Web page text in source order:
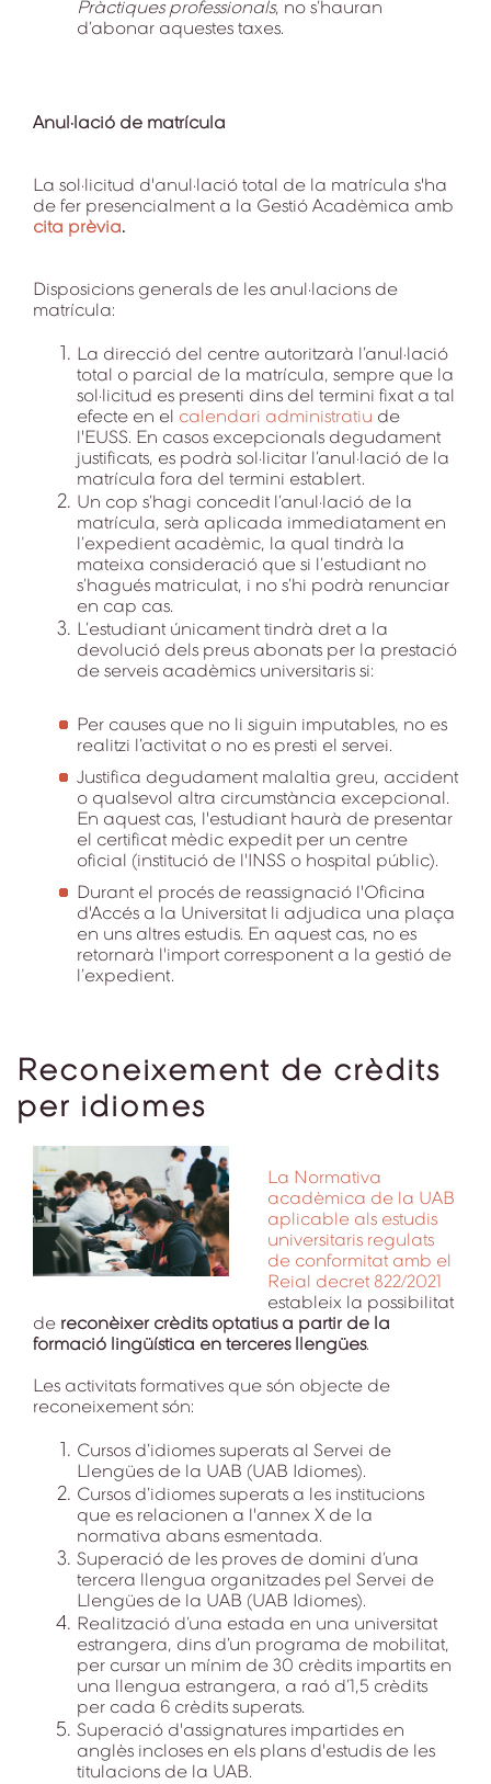
Pràctiques professionals, no s’hauran
d’abonar aquestes taxes.
Anul·lació de matrícula
La sol·licitud d'anul·lació total de la matrícula s'ha
de fer presencialment a la Gestió Acadèmica amb
cita prèvia.
Disposicions generals de les anul·lacions de
matrícula:
La direcció del centre autoritzarà l’anul·lació
total o parcial de la matrícula, sempre que la
sol·licitud es presenti dins del termini fixat a tal
efecte en el calendari administratiu de
l'EUSS. En casos excepcionals degudament
justificats, es podrà sol·licitar l’anul·lació de la
matrícula fora del termini establert.
Un cop s’hagi concedit l’anul·lació de la
matrícula, serà aplicada immediatament en
l’expedient acadèmic, la qual tindrà la
mateixa consideració que si l’estudiant no
s’hagués matriculat, i no s’hi podrà renunciar
en cap cas.
L’estudiant únicament tindrà dret a la
devolució dels preus abonats per la prestació
de serveis acadèmics universitaris si:
Per causes que no li siguin imputables, no es
realitzi l’activitat o no es presti el servei.
Justifica degudament malaltia greu, accident
o qualsevol altra circumstància excepcional.
En aquest cas, l'estudiant haurà de presentar
el certificat mèdic expedit per un centre
oficial (institució de l'INSS o hospital públic).
Durant el procés de reassignació l'Oficina
d'Accés a la Universitat li adjudica una plaça
en uns altres estudis. En aquest cas, no es
retornarà l'import corresponent a la gestió de
l’expedient.
Reconeixement de crèdits
per idiomes
La Normativa
acadèmica de la UAB
aplicable als estudis
universitaris regulats
de conformitat amb el
Reial decret 822/2021
estableix la possibilitat
de reconèixer crèdits optatius a partir de la
formació lingüística en terceres llengües.
Les activitats formatives que són objecte de
reconeixement són:
Cursos d’idiomes superats al Servei de
Llengües de la UAB (UAB Idiomes).
Cursos d’idiomes superats a les institucions
que es relacionen a l'annex X de la
normativa abans esmentada.
Superació de les proves de domini d’una
tercera llengua organitzades pel Servei de
Llengües de la UAB (UAB Idiomes).
Realització d’una estada en una universitat
estrangera, dins d’un programa de mobilitat,
per cursar un mínim de 30 crèdits impartits en
una llengua estrangera, a raó d’1,5 crèdits
per cada 6 crèdits superats.
Superació d'assignatures impartides en
anglès incloses en els plans d'estudis de les
titulacions de la UAB.